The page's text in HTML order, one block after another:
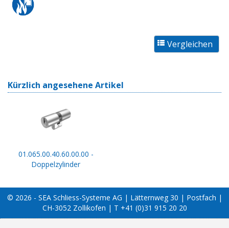
Kürzlich angesehene Artikel
01.065.00.40.60.00.00 -
Doppelzylinder
© 2026 - SEA Schliess-Systeme AG | Lätternweg 30 | Postfach |
CH-3052 Zollikofen | T +41 (0)31 915 20 20